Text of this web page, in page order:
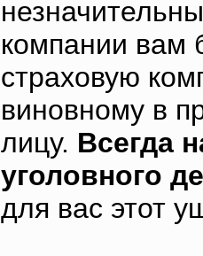
компании вам
страховую
виновному в
лицу. Всегда
уголовного
для вас этот